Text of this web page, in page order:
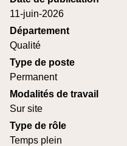
11-juin-2026
Département
Qualité
Type de poste
Permanent
Modalités de travail
Sur site
Type de rôle
Temps plein